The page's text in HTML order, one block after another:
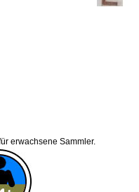
erwachsene Sammler.